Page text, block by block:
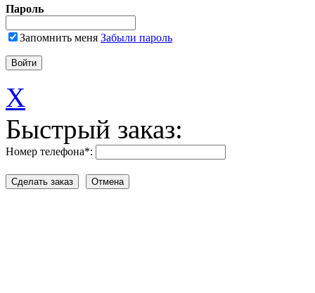
Пароль
Запомнить меня Забыли пароль
X
Быстрый заказ:
Номер телефона*: